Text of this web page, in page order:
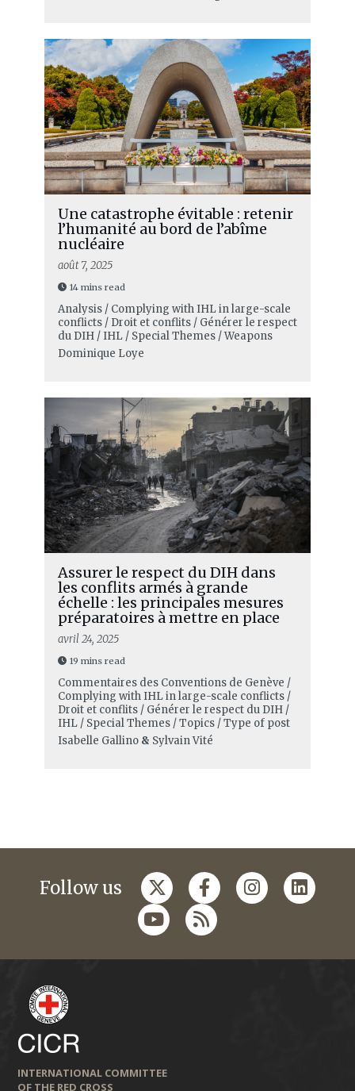
Une catastrophe évitable : retenir
l’humanité au bord de l’abîme
nucléaire
août 7, 2025
14 mins read
Analysis / Complying with IHL in large-scale
conflicts / Droit et conflits / Générer le respect
du DIH / IHL / Special Themes / Weapons
Dominique Loye
Assurer le respect du DIH dans
les conflits armés à grande
échelle : les principales mesures
préparatoires à mettre en place
avril 24, 2025
19 mins read
Commentaires des Conventions de Genève /
Complying with IHL in large-scale conflicts /
Droit et conflits / Générer le respect du DIH /
IHL / Special Themes / Topics / Type of post
Isabelle Gallino& Sylvain Vité
Follow us
INTERNATIONAL COMMITTEE
OF THE RED CROSS